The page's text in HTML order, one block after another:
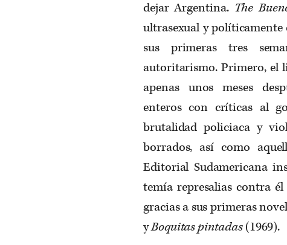
dejar Argentina. The
ultrasexual y
sus primeras tres
autoritarismo. Primero, el
apenas unos meses
enteros con críticas al
brutalidad policiaca y
borrados, así como
Editorial Sudamericana
temía represalias contra
gracias a sus primeras
yBoquitas pintadas(1969).